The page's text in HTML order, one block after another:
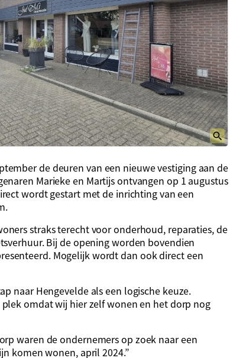
de deuren van een nieuwe vestiging aan de
Marieke en Martijs ontvangen op 1 augustus
wordt gestart met de inrichting van een
straks terecht voor onderhoud, reparaties, de
Bij de opening worden bovendien
Mogelijk wordt dan ook direct een
naar Hengevelde als een logische keuze.
plek omdat wij hier zelf wonen en het dorp nog
waren de ondernemers op zoek naar een
komen wonen, april 2024.”